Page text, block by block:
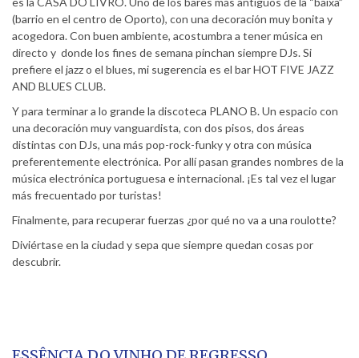
(barrio en el centro de Oporto), con una decoración muy bonita y
acogedora. Con buen ambiente, acostumbra a tener música en
directo y donde los fines de semana pinchan siempre DJs. Si
prefiere el jazz o el blues, mi sugerencia es el bar HOT FIVE JAZZ
AND BLUES CLUB.
Y para terminar a lo grande la discoteca PLANO B. Un espacio con
una decoración muy vanguardista, con dos pisos, dos áreas
distintas con DJs, una más pop-rock-funky y otra con música
preferentemente electrónica. Por allí pasan grandes nombres de la
música electrónica portuguesa e internacional. ¡Es tal vez el lugar
más frecuentado por turistas!
Finalmente, para recuperar fuerzas ¿por qué no va a una roulotte?
Diviértase en la ciudad y sepa que siempre quedan cosas por
descubrir.